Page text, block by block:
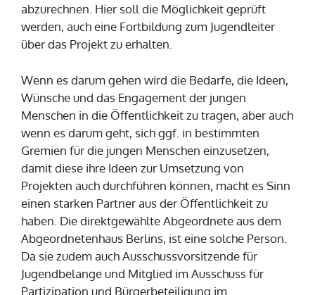
abzurechnen. Hier soll die Möglichkeit geprüft
werden, auch eine Fortbildung zum Jugendleiter
über das Projekt zu erhalten.
Wenn es darum gehen wird die Bedarfe, die Ideen,
Wünsche und das Engagement der jungen
Menschen in die Öffentlichkeit zu tragen, aber auch
wenn es darum geht, sich ggf. in bestimmten
Gremien für die jungen Menschen einzusetzen,
damit diese ihre Ideen zur Umsetzung von
Projekten auch durchführen können, macht es Sinn
einen starken Partner aus der Öffentlichkeit zu
haben. Die direktgewählte Abgeordnete aus dem
Abgeordnetenhaus Berlins, ist eine solche Person.
Da sie zudem auch Ausschussvorsitzende für
Jugendbelange und Mitglied im Ausschuss für
Partizipation und Bürgerbeteiligung im